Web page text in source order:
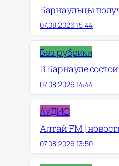
Барнаульцы
07.08.2026 15:44
Без рубрики
В Барнауле
07.08.2026 14:44
АУДИО
Алтай FM |
07.08.2026 13:50